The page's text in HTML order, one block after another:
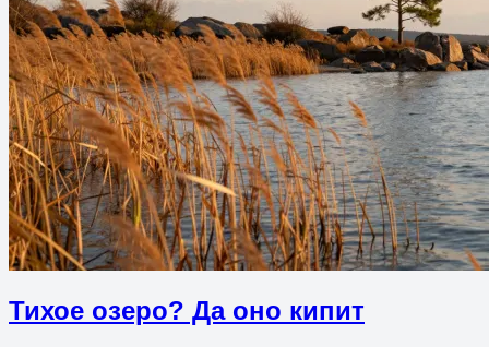
Тихое озеро? Да оно кипит